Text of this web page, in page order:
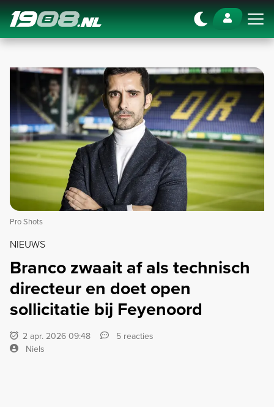
Navigation
Pro Shots
NIEUWS
Branco zwaait af als technisch
directeur en doet open
sollicitatie bij Feyenoord
2 apr. 2026 09:48
5 reacties
Niels